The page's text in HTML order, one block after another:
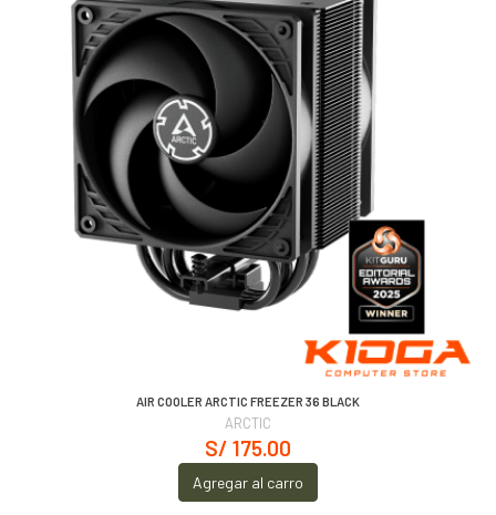
AIR COOLER ARCTIC FREEZER 36 BLACK
ARCTIC
S/ 175.00
Agregar al carro